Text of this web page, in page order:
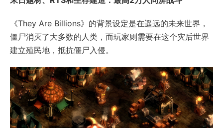
《They Are Billions》的背景设定是在遥远的未来世界，
僵尸消灭了大多数的人类，而玩家则需要在这个灾后世界
建立殖民地，抵抗僵尸入侵。